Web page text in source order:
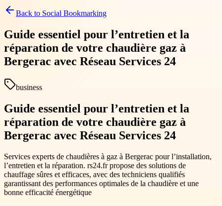
Back to Social Bookmarking
Guide essentiel pour l’entretien et la
réparation de votre chaudière gaz à
Bergerac avec Réseau Services 24
business
Guide essentiel pour l’entretien et la
réparation de votre chaudière gaz à
Bergerac avec Réseau Services 24
Services experts de chaudières à gaz à Bergerac pour l’installation,
l’entretien et la réparation. rs24.fr propose des solutions de
chauffage sûres et efficaces, avec des techniciens qualifiés
garantissant des performances optimales de la chaudière et une
bonne efficacité énergétique